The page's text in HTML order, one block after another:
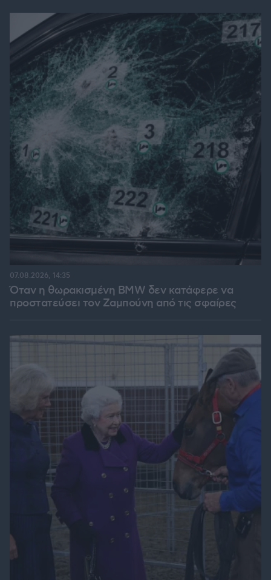
Όταν η θωρακισμένη BMW δεν κατάφερε να
προστατεύσει τον Ζαμπούνη από τις σφαίρες
07.08.2026, 14:35